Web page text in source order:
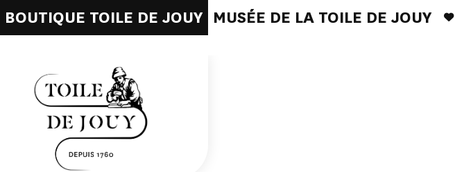
BOUTIQUE TOILE DE JOUY MUSÉE DE LA TOILE DE JOUY